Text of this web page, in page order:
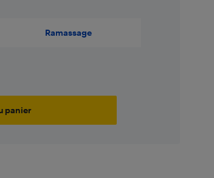
Ramassage
panier